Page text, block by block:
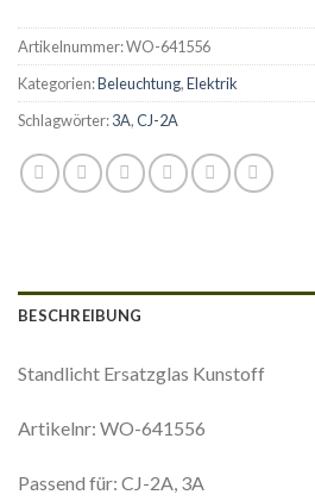
Artikelnummer:WO-641556
Kategorien:Beleuchtung,Elektrik
Schlagwörter:3A,CJ-2A
BESCHREIBUNG
Standlicht Ersatzglas Kunstoff
Artikelnr: WO-641556
Passend für: CJ-2A, 3A